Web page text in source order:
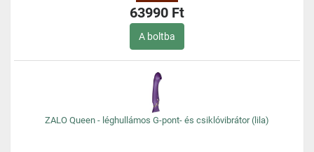
63990 Ft
A boltba
ZALO Queen - léghullámos G-pont- és csiklóvibrátor (lila)